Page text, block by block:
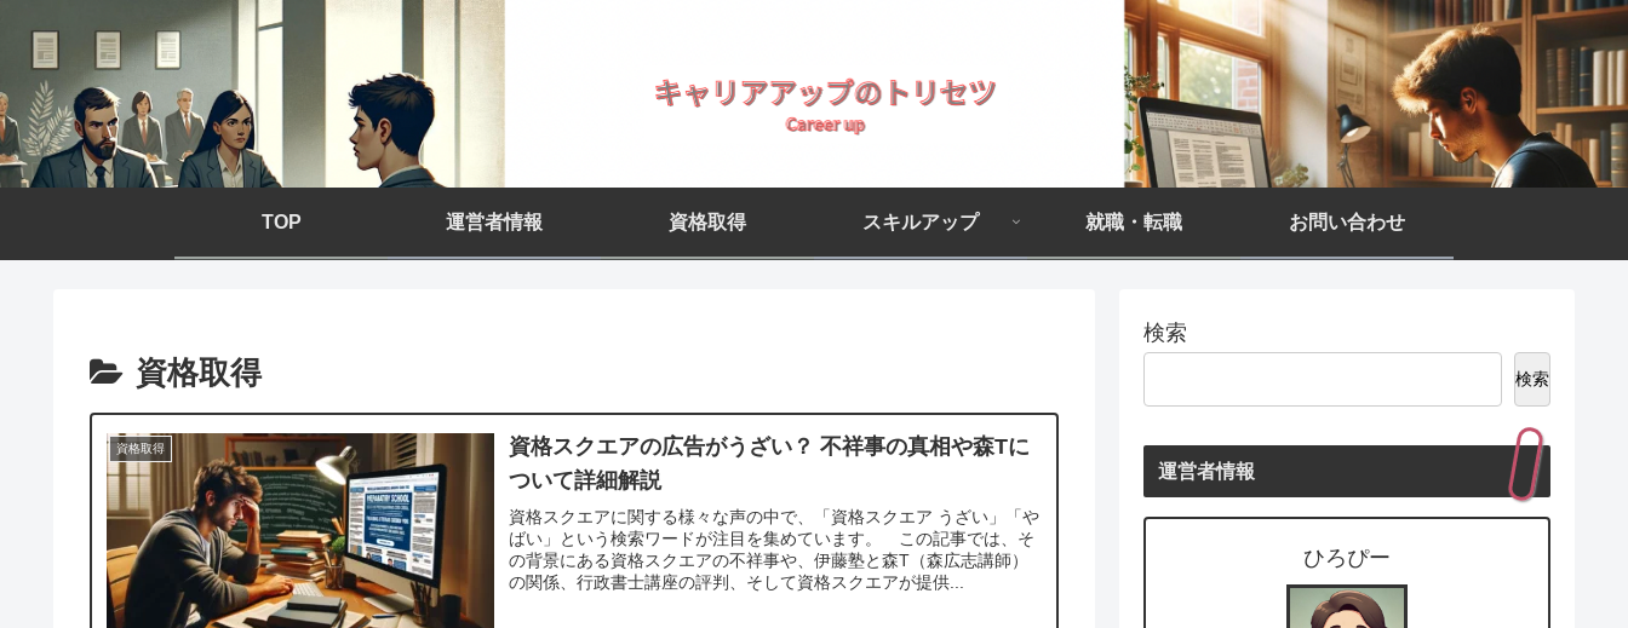
TOP 運営者情報 資格取得 スキルアップ 就職・転職 お問い合わせ
資格取得
資格取得
資格スクエアの広告がうざい？ 不祥事の真相や森Tに
ついて詳細解説
資格スクエアに関する様々な声の中で、「資格スクエア うざい」「や
ばい」という検索ワードが注目を集めています。 この記事では、そ
の背景にある資格スクエアの不祥事や、伊藤塾と森T（森広志講師）
の関係、行政書士講座の評判、そして資格スクエアが提供...
検索
検索
運営者情報
ひろぴー